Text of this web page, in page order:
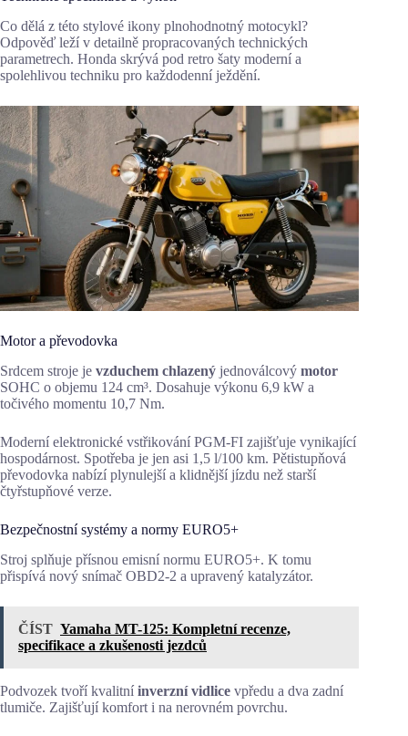
Co dělá z této stylové ikony plnohodnotný motocykl?
Odpověď leží v detailně propracovaných technických
parametrech. Honda skrývá pod retro šaty moderní a
spolehlivou techniku pro každodenní ježdění.
Motor a převodovka
Srdcem stroje je vzduchem chlazený jednoválcový motor
SOHC o objemu 124 cm³. Dosahuje výkonu 6,9 kW a
točivého momentu 10,7 Nm.
Moderní elektronické vstřikování PGM-FI zajišťuje vynikající
hospodárnost. Spotřeba je jen asi 1,5 l/100 km. Pětistupňová
převodovka nabízí plynulejší a klidnější jízdu než starší
čtyřstupňové verze.
Bezpečnostní systémy a normy EURO5+
Stroj splňuje přísnou emisní normu EURO5+. K tomu
přispívá nový snímač OBD2-2 a upravený katalyzátor.
ČÍST Yamaha MT-125: Kompletní recenze,
specifikace a zkušenosti jezdců
Podvozek tvoří kvalitní inverzní vidlice vpředu a dva zadní
tlumiče. Zajišťují komfort i na nerovném povrchu.